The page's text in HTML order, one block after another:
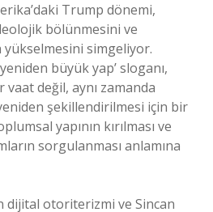
Trump dönemi,
bölünmesini ve
simgeliyor.
yeniden büyük yap’ sloganı,
değil, aynı zamanda
şekillendirilmesi için bir
yapının kırılması ve
sorgulanması anlamına
dijital otoriterizmi ve Sincan